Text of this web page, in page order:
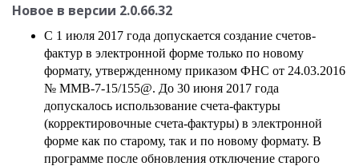
Новое в версии 2.0.66.32
С 1 июля 2017 года допускается создание счетов-
фактур в электронной форме только по новому
формату, утвержденному приказом ФНС от 24.03.2016
№ ММВ-7-15/155@. До 30 июня 2017 года
допускалось использование счета-фактуры
(корректировочные счета-фактуры) в электронной
форме как по старому, так и по новому формату. В
программе после обновления отключение старого